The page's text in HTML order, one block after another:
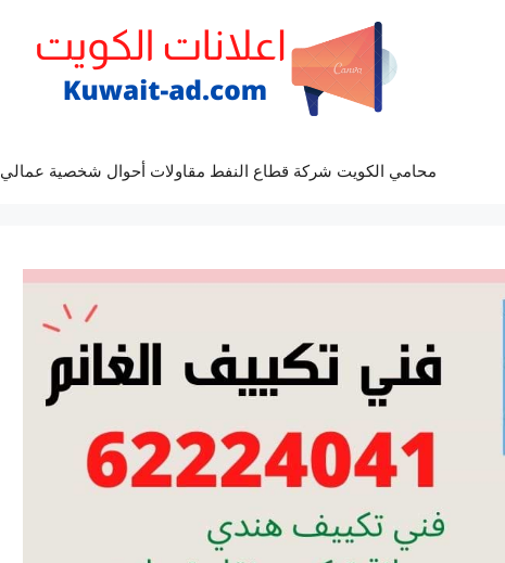
محامي الكويت شركة قطاع النفط مقاولات أحوال شخصية عمالي